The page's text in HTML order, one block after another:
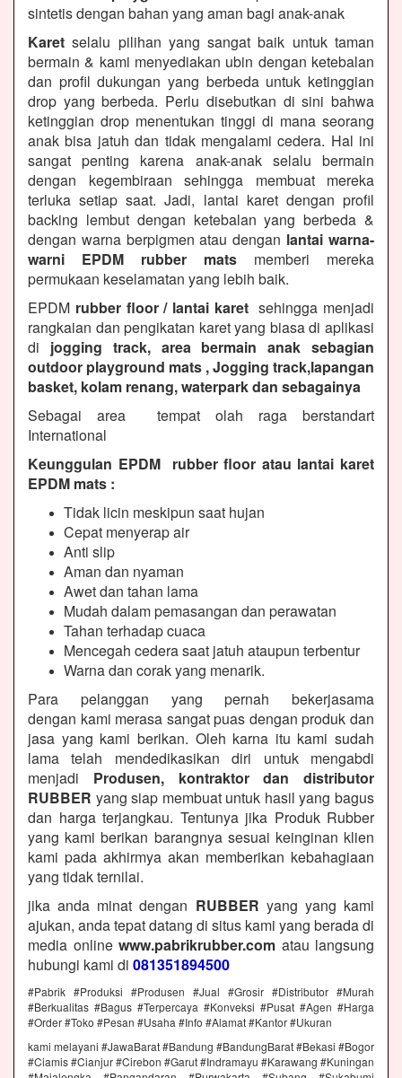
sintetis dengan bahan yang aman bagi anak-anak
Karet selalu pilihan yang sangat baik untuk taman
bermain & kami menyediakan ubin dengan ketebalan
dan profil dukungan yang berbeda untuk ketinggian
drop yang berbeda. Perlu disebutkan di sini bahwa
ketinggian drop menentukan tinggi di mana seorang
anak bisa jatuh dan tidak mengalami cedera. Hal ini
sangat penting karena anak-anak selalu bermain
dengan kegembiraan sehingga membuat mereka
terluka setiap saat. Jadi, lantai karet dengan profil
backing lembut dengan ketebalan yang berbeda &
dengan warna berpigmen atau dengan lantai warna-
warni EPDM rubber mats memberi mereka
permukaan keselamatan yang lebih baik.
EPDM rubber floor / lantai karetsehingga menjadi
rangkaian dan pengikatan karet yang biasa di aplikasi
di jogging track, area bermain anak sebagian
outdoor playground mats , Jogging track,lapangan
basket, kolam renang, waterpark dan sebagainya
Sebagai area tempat olah raga berstandart
International
Keunggulan EPDM rubber floor atau lantai karet
EPDM mats :
Tidak licin meskipun saat hujan
Cepat menyerap air
Anti slip
Aman dan nyaman
Awet dan tahan lama
Mudah dalam pemasangan dan perawatan
Tahan terhadap cuaca
Mencegah cedera saat jatuh ataupun terbentur
Warna dan corak yang menarik.
Para pelanggan yang pernah bekerjasama
dengan kami merasa sangat puas dengan produk dan
jasa yang kami berikan. Oleh karna itu kami sudah
lama telah mendedikasikan diri untuk mengabdi
menjadi Produsen, kontraktor dan distributor
RUBBER yang siap membuat untuk hasil yang bagus
dan harga terjangkau. Tentunya jika Produk Rubber
yang kami berikan barangnya sesuai keinginan klien
kami pada akhirmya akan memberikan kebahagiaan
yang tidak ternilai.
jika anda minat dengan RUBBER yang yang kami
ajukan, anda tepat datang di situs kami yang berada di
media online www.pabrikrubber.com atau langsung
hubungi kami di 081351894500
#Pabrik #Produksi #Produsen #Jual #Grosir #Distributor #Murah
#Berkualitas #Bagus #Terpercaya #Konveksi #Pusat #Agen #Harga
#Order #Toko #Pesan #Usaha #Info #Alamat #Kantor #Ukuran
kami melayani #JawaBarat #Bandung #BandungBarat #Bekasi #Bogor
#Ciamis #Cianjur #Cirebon #Garut #Indramayu #Karawang #Kuningan